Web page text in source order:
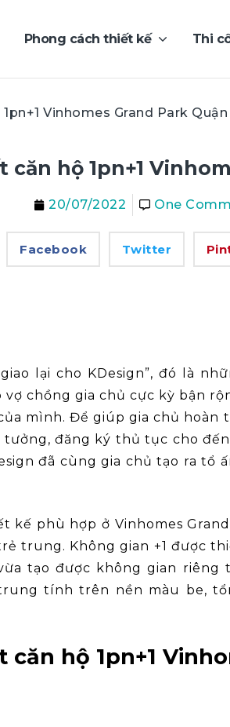
Phong cách thiết kế Thi
Vinhomes Grand Park Quận
hộ 1pn+1
20/07/2022 One
Facebook Twitter
lại cho KDesign”, đó là
vợ chồng gia chủ cực kỳ bận
mình. Để giúp gia chủ hoàn
đăng ký thủ tục cho
đã cùng gia chủ tạo ra tổ
kế phù hợp ở Vinhomes
trung. Không gian +1 được
tạo được không gian
tính trên nền màu be,
hộ 1pn+1